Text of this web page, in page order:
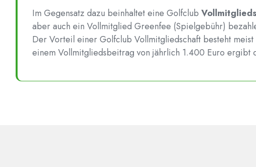
Im Gegensatz dazu beinhaltet eine Golfclub
aber auch ein Vollmitglied Greenfee (Spielgebühr)
Der Vorteil einer Golfclub Vollmitgliedschaft besteht
einem Vollmitgliedsbeitrag von jährlich 1.400 Euro ergibt